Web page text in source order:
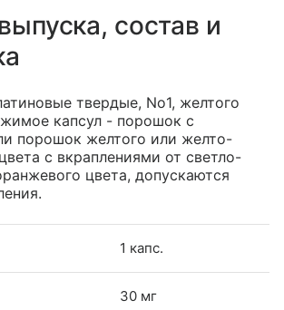
состав и
твердые, No1, желтого
капсул - порошок с
порошок желтого или желто-
с вкраплениями от светло-
цвета, допускаются
1 капс.
30 мг